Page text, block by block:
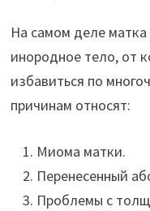
На самом деле
инородное тело, от
избавиться по
причинам относят:
Миома матки.
Перенесенный
Проблемы с